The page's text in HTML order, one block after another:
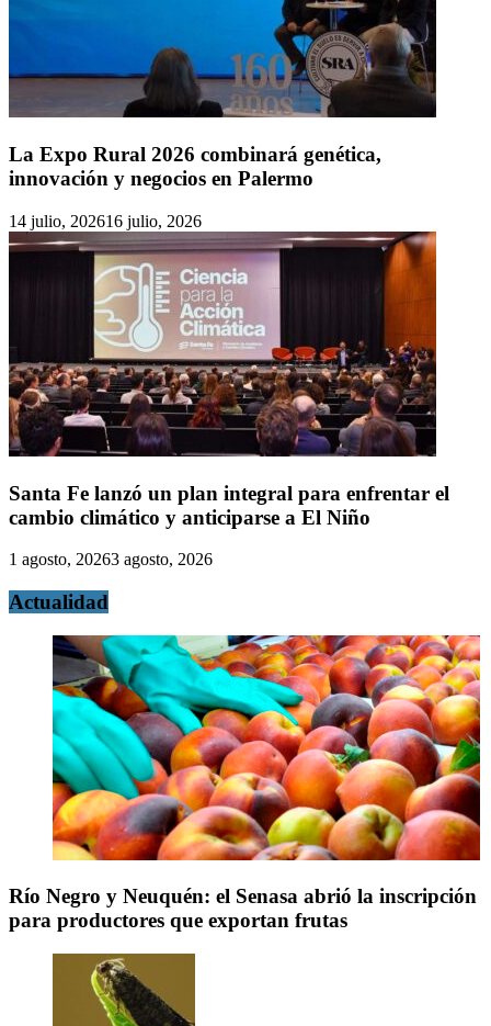
La Expo Rural 2026 combinará genética,
innovación y negocios en Palermo
14 julio, 202616 julio, 2026
Santa Fe lanzó un plan integral para enfrentar el
cambio climático y anticiparse a El Niño
1 agosto, 20263 agosto, 2026
Actualidad
Río Negro y Neuquén: el Senasa abrió la inscripción
para productores que exportan frutas